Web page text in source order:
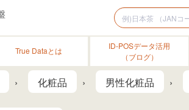
True Dataとは
ID-POSデータ活用
（ブログ）
化粧品 男性化粧品